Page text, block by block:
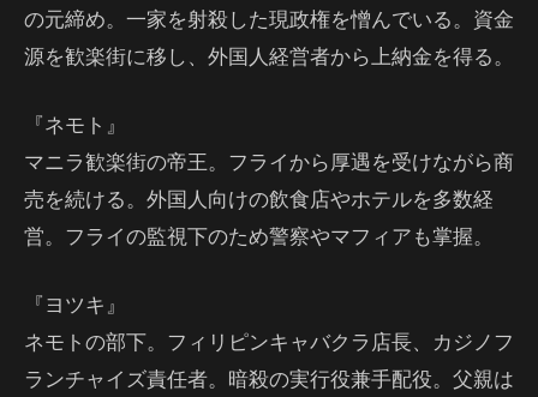
の元締め。一家を射殺した現政権を憎んでいる。資金
源を歓楽街に移し、外国人経営者から上納金を得る。
『ネモト』
マニラ歓楽街の帝王。フライから厚遇を受けながら商
売を続ける。外国人向けの飲食店やホテルを多数経
営。フライの監視下のため警察やマフィアも掌握。
『ヨツキ』
ネモトの部下。フィリピンキャバクラ店長、カジノフ
ランチャイズ責任者。暗殺の実行役兼手配役。父親は